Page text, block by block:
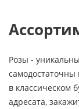
Розы -
самодостаточны
в классическом
адресата,